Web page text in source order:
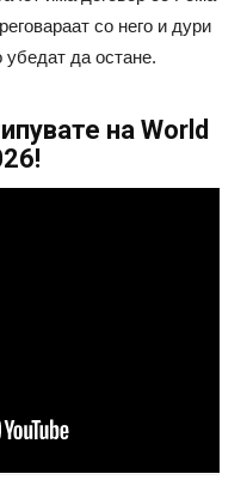
со него и дури
убедат да остане.
на World